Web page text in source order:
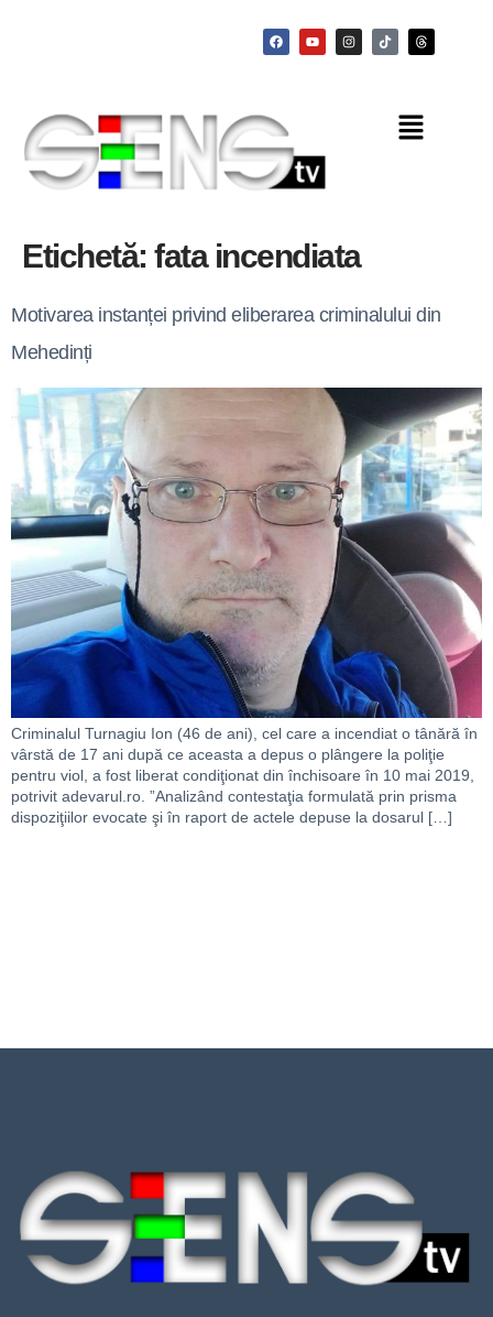
Etichetă: fata incendiata
Motivarea instanței privind eliberarea criminalului din
Mehedinți
Criminalul Turnagiu Ion (46 de ani), cel care a incendiat o tânără în
vârstă de 17 ani după ce aceasta a depus o plângere la poliţie
pentru viol, a fost liberat condiţionat din închisoare în 10 mai 2019,
potrivit adevarul.ro. ”Analizând contestaţia formulată prin prisma
dispoziţiilor evocate şi în raport de actele depuse la dosarul […]